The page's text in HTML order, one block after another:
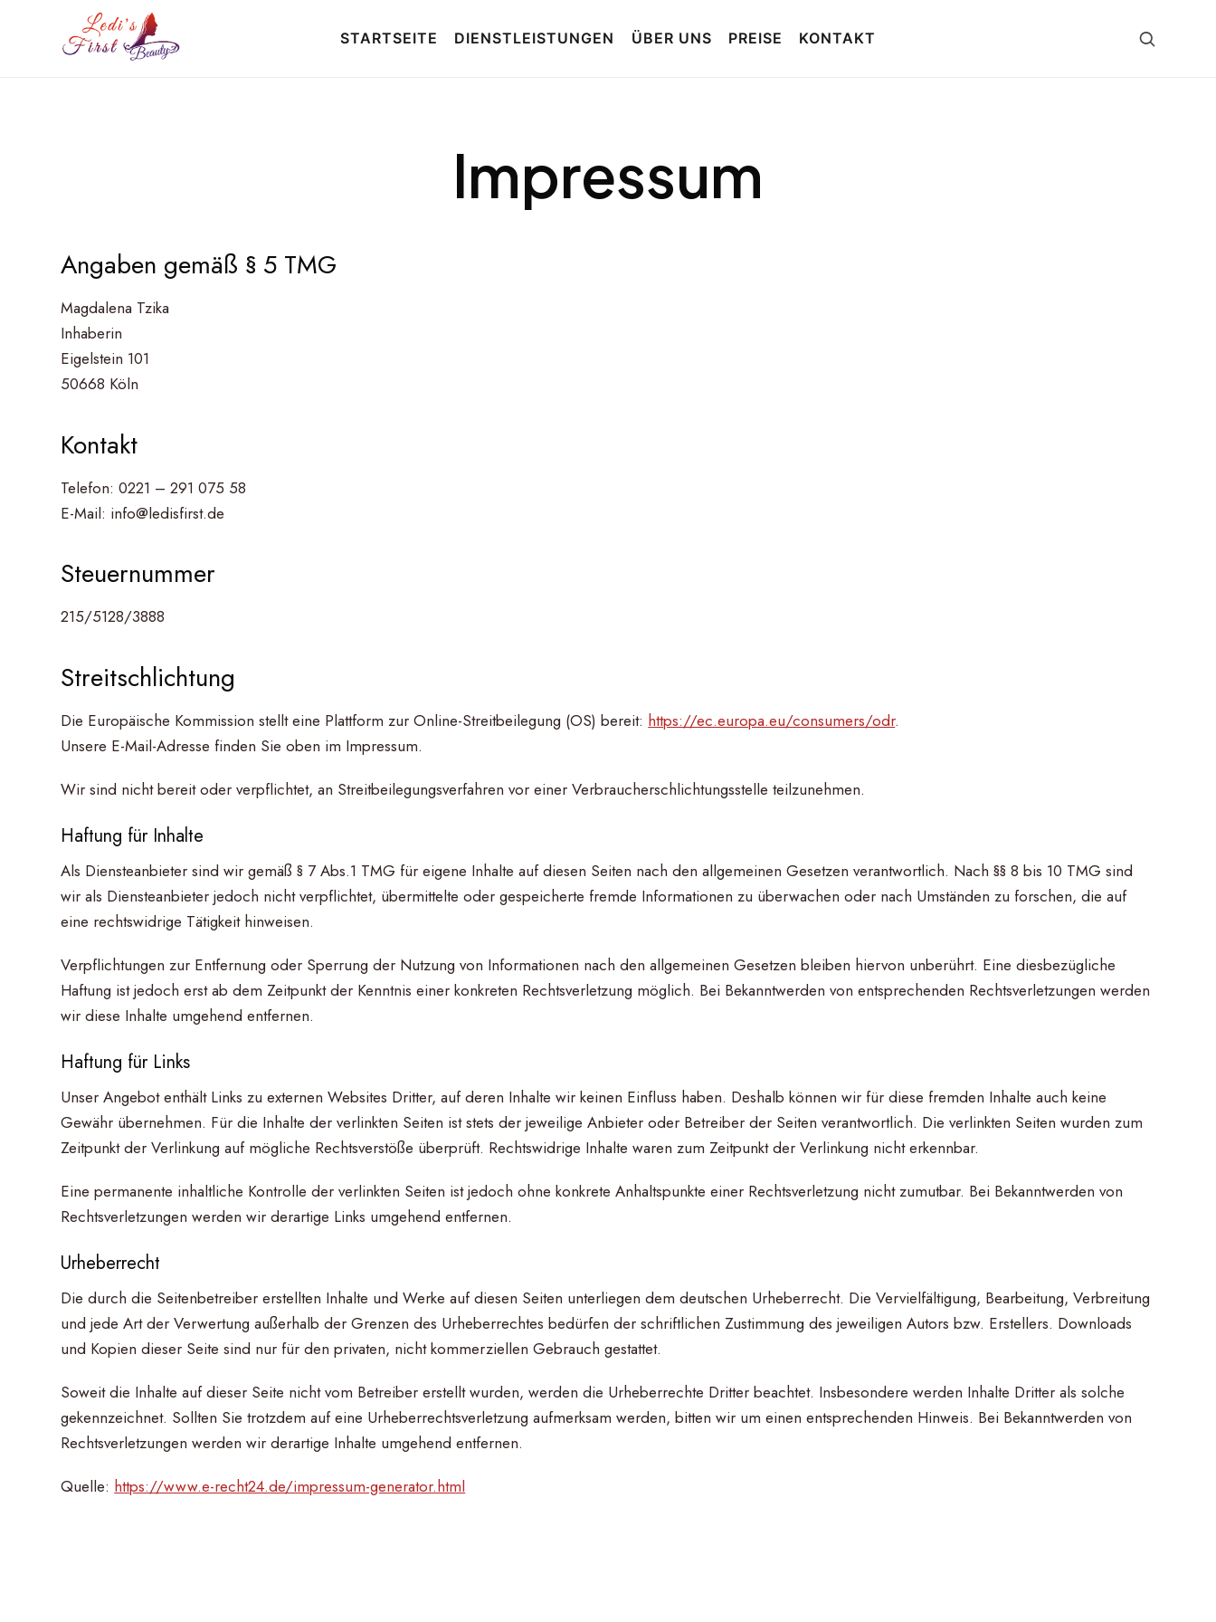
STARTSEITE DIENSTLEISTUNGEN ÜBER UNS PREISE KONTAKT
Impressum
Angaben gemäß § 5 TMG
Magdalena Tzika
Inhaberin
Eigelstein 101
50668 Köln
Kontakt
Telefon: 0221 – 291 075 58
E-Mail: info@ledisfirst.de
Steuernummer
215/5128/3888
Streitschlichtung
Die Europäische Kommission stellt eine Plattform zur Online-Streitbeilegung (OS) bereit: https://ec.europa.eu/consumers/odr.
Unsere E-Mail-Adresse finden Sie oben im Impressum.
Wir sind nicht bereit oder verpflichtet, an Streitbeilegungsverfahren vor einer Verbraucherschlichtungsstelle teilzunehmen.
Haftung für Inhalte
Als Diensteanbieter sind wir gemäß § 7 Abs.1 TMG für eigene Inhalte auf diesen Seiten nach den allgemeinen Gesetzen verantwortlich. Nach §§ 8 bis 10 TMG sind
wir als Diensteanbieter jedoch nicht verpflichtet, übermittelte oder gespeicherte fremde Informationen zu überwachen oder nach Umständen zu forschen, die auf
eine rechtswidrige Tätigkeit hinweisen.
Verpflichtungen zur Entfernung oder Sperrung der Nutzung von Informationen nach den allgemeinen Gesetzen bleiben hiervon unberührt. Eine diesbezügliche
Haftung ist jedoch erst ab dem Zeitpunkt der Kenntnis einer konkreten Rechtsverletzung möglich. Bei Bekanntwerden von entsprechenden Rechtsverletzungen werden
wir diese Inhalte umgehend entfernen.
Haftung für Links
Unser Angebot enthält Links zu externen Websites Dritter, auf deren Inhalte wir keinen Einfluss haben. Deshalb können wir für diese fremden Inhalte auch keine
Gewähr übernehmen. Für die Inhalte der verlinkten Seiten ist stets der jeweilige Anbieter oder Betreiber der Seiten verantwortlich. Die verlinkten Seiten wurden zum
Zeitpunkt der Verlinkung auf mögliche Rechtsverstöße überprüft. Rechtswidrige Inhalte waren zum Zeitpunkt der Verlinkung nicht erkennbar.
Eine permanente inhaltliche Kontrolle der verlinkten Seiten ist jedoch ohne konkrete Anhaltspunkte einer Rechtsverletzung nicht zumutbar. Bei Bekanntwerden von
Rechtsverletzungen werden wir derartige Links umgehend entfernen.
Urheberrecht
Die durch die Seitenbetreiber erstellten Inhalte und Werke auf diesen Seiten unterliegen dem deutschen Urheberrecht. Die Vervielfältigung, Bearbeitung, Verbreitung
und jede Art der Verwertung außerhalb der Grenzen des Urheberrechtes bedürfen der schriftlichen Zustimmung des jeweiligen Autors bzw. Erstellers. Downloads
und Kopien dieser Seite sind nur für den privaten, nicht kommerziellen Gebrauch gestattet.
Soweit die Inhalte auf dieser Seite nicht vom Betreiber erstellt wurden, werden die Urheberrechte Dritter beachtet. Insbesondere werden Inhalte Dritter als solche
gekennzeichnet. Sollten Sie trotzdem auf eine Urheberrechtsverletzung aufmerksam werden, bitten wir um einen entsprechenden Hinweis. Bei Bekanntwerden von
Rechtsverletzungen werden wir derartige Inhalte umgehend entfernen.
Quelle: https://www.e-recht24.de/impressum-generator.html